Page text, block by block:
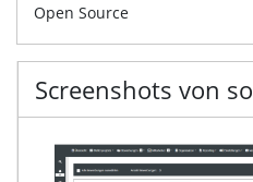
Open Source
Screenshots von